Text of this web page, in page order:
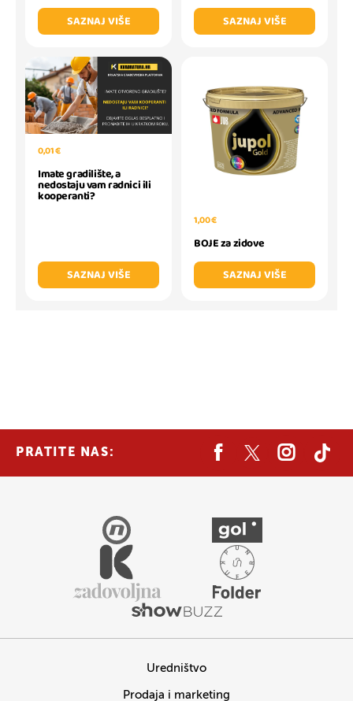
SAZNAJ VIŠE
SAZNAJ VIŠE
0,01 €
Imate gradilište, a
nedostaju vam radnici ili
kooperanti?
SAZNAJ VIŠE
1,00 €
BOJE za zidove
SAZNAJ VIŠE
PRATITE NAS:
Uredništvo
Prodaja i marketing